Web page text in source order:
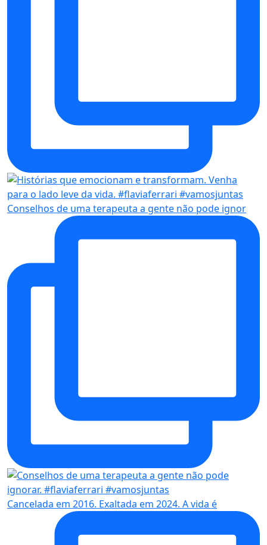
Conselhos de uma terapeuta a gente não pode ignor
Cancelada em 2016. Exaltada em 2024. A vida é